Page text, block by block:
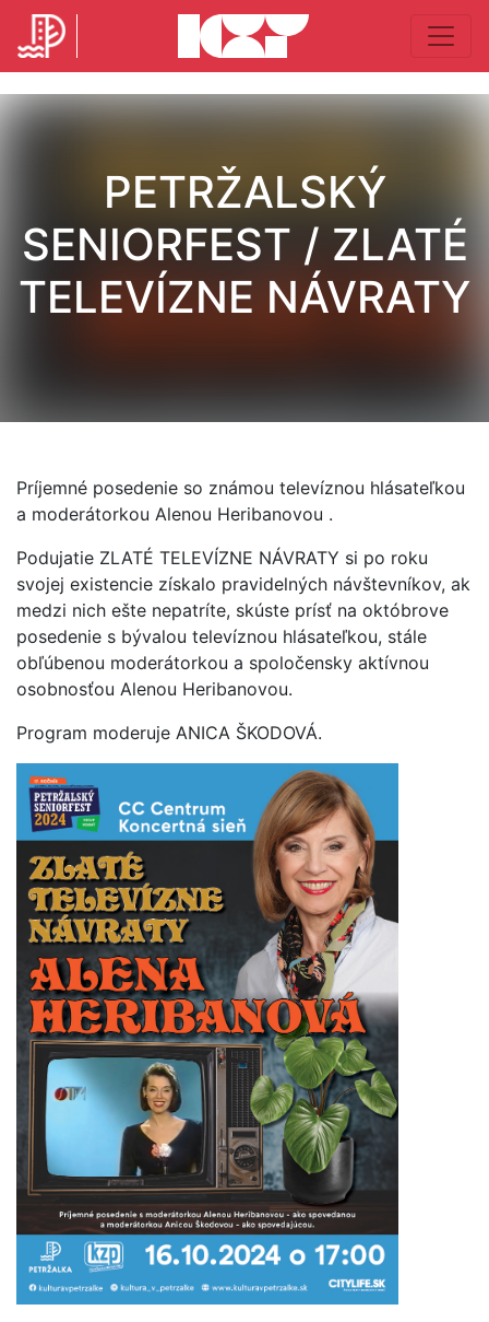
PETRŽALSKÝ
SENIORFEST / ZLATÉ
TELEVÍZNE NÁVRATY
Príjemné posedenie so známou televíznou hlásateľkou
a moderátorkou Alenou Heribanovou .
Podujatie ZLATÉ TELEVÍZNE NÁVRATY si po roku
svojej existencie získalo pravidelných návštevníkov, ak
medzi nich ešte nepatríte, skúste prísť na októbrove
posedenie s bývalou televíznou hlásateľkou, stále
obľúbenou moderátorkou a spoločensky aktívnou
osobnosťou Alenou Heribanovou.
Program moderuje ANICA ŠKODOVÁ.